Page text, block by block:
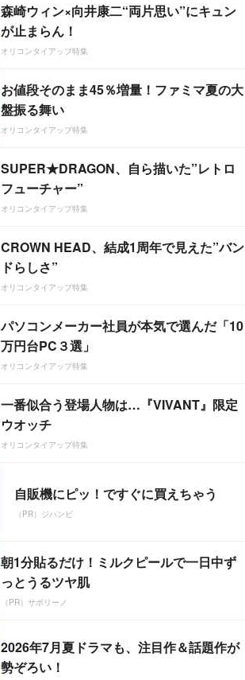
森崎ウィン×向井康二“両片思い”にキュン
が止まらん！
オリコンタイアップ特集
お値段そのまま45％増量！ファミマ夏の大
盤振る舞い
オリコンタイアップ特集
SUPER★DRAGON、自ら描いた”レトロ
フューチャー”
オリコンタイアップ特集
CROWN HEAD、結成1周年で見えた”バン
ドらしさ”
オリコンタイアップ特集
パソコンメーカー社員が本気で選んだ「10
万円台PC３選」
オリコンタイアップ特集
一番似合う登場人物は…『VIVANT』限定
ウオッチ
オリコンタイアップ特集
自販機にピッ！ですぐに買えちゃう
（PR）ジハンピ
朝1分貼るだけ！ミルクピールで一日中ず
っとうるツヤ肌
（PR）サボリーノ
2026年7月夏ドラマも、注目作＆話題作が
勢ぞろい！